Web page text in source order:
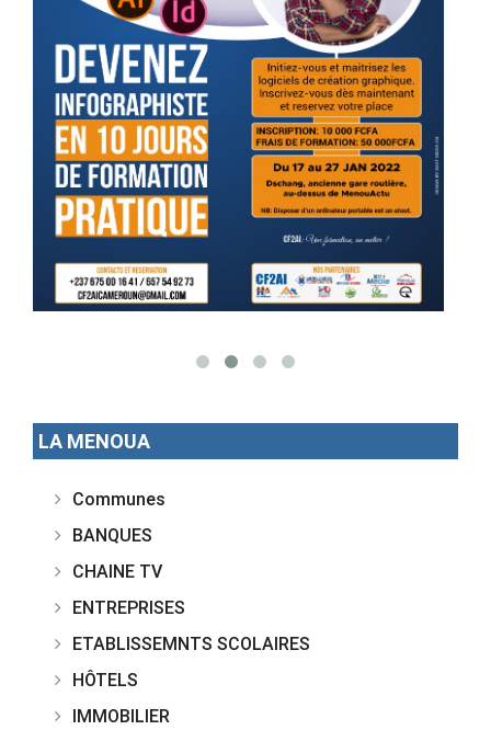
LA MENOUA
Communes
BANQUES
CHAINE TV
ENTREPRISES
ETABLISSEMNTS SCOLAIRES
HÔTELS
IMMOBILIER